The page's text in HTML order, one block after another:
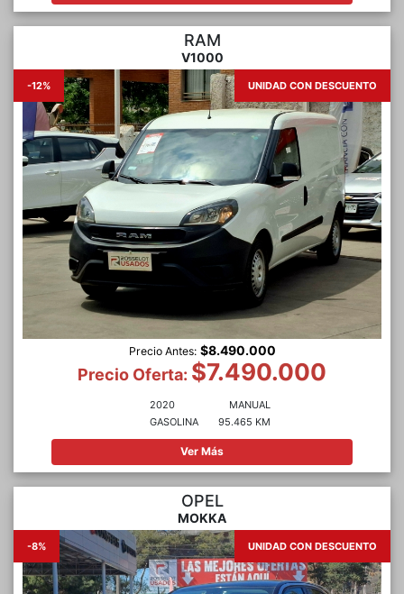
RAM
V1000
-12% UNIDAD CON DESCUENTO
Precio Antes: $8.490.000
Precio Oferta: $7.490.000
2020
GASOLINA
MANUAL
95.465 KM
Ver Más
OPEL
MOKKA
-8% UNIDAD CON DESCUENTO